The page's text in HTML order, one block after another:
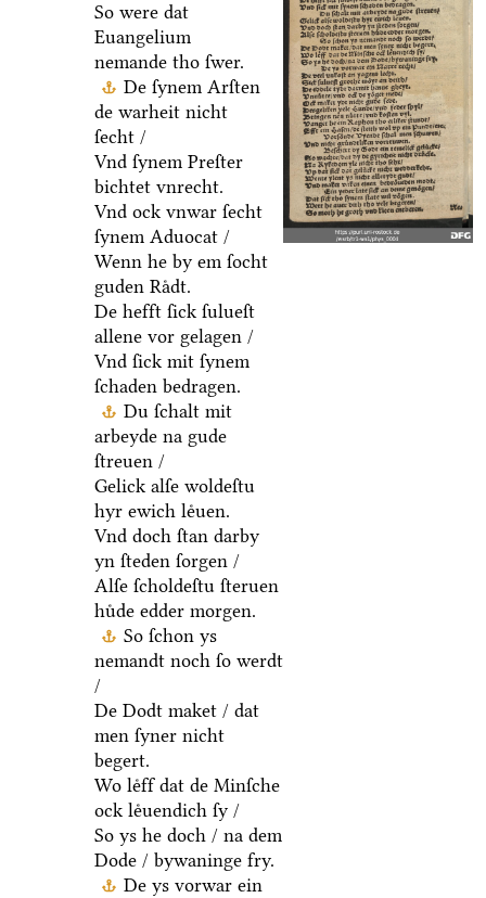
So were dat
Euangelium
nemande tho ſwer.
De ſynem Arſten
de warheit nicht
ſecht /
Vnd ſynem Preſter
bichtet vnrecht.
Vnd ock vnwar ſecht
ſynem Aduocat /
Wenn he by em ſocht
guden Raͤdt.
De hefft ſick ſulueſt
allene vor gelagen /
Vnd ſick mit ſynem
ſchaden bedragen.
Du ſchalt mit
arbeyde na gude
ſtreuen /
Gelick alſe woldeſtu
hyr ewich leͤuen.
Vnd doch ſtan darby
yn ſteden ſorgen /
Alſe ſcholdeſtu ſteruen
huͤde edder morgen.
So ſchon ys
nemandt noch ſo werdt
/
De Dodt maket / dat
men ſyner nicht
begert.
Wo leͤff dat de Minſche
ock leͤuendich ſy /
So ys he doch / na dem
Dode / bywaninge fry.
De ys vorwar ein